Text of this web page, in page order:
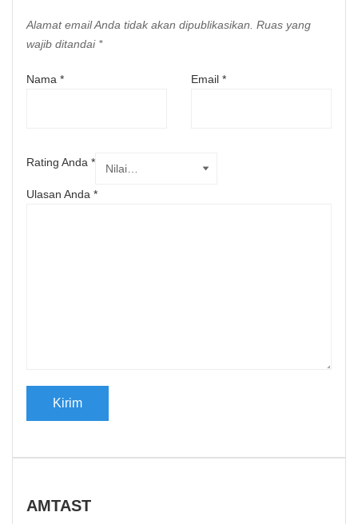
Alamat email Anda tidak akan dipublikasikan. Ruas yang
wajib ditandai *
Nama * Email *
Rating Anda *
Ulasan Anda *
AMTAST